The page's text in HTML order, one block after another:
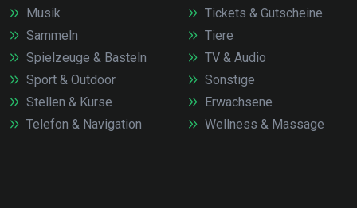
Musik
Sammeln
Spielzeuge & Basteln
Sport & Outdoor
Stellen & Kurse
Telefon & Navigation
Tickets & Gutscheine
Tiere
TV & Audio
Sonstige
Erwachsene
Wellness & Massage